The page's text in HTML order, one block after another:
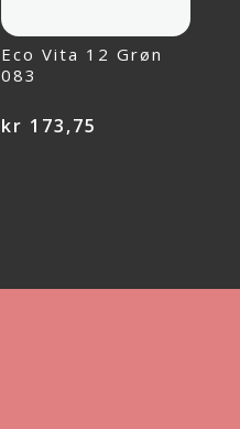
Eco Vita 12 Grøn
083
kr 173,75